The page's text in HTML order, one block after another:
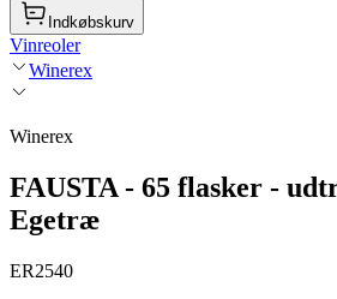
Indkøbskurv
Vinreoler
Winerex
Winerex
FAUSTA - 65 flasker -
Egetræ
ER2540